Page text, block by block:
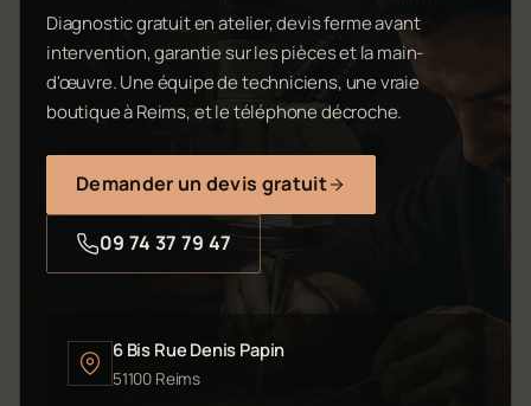
Diagnostic gratuit en atelier, devis ferme avant
intervention, garantie sur les pièces et la main-
d'œuvre. Une équipe de techniciens, une vraie
boutique à Reims, et le téléphone décroche.
Demander un devis gratuit
09 74 37 79 47
6 Bis Rue Denis Papin
51100 Reims